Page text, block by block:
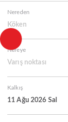
Nereden
Köken
Nereye
Varış noktası
Kalkış
11 Ağu 2026 Sal